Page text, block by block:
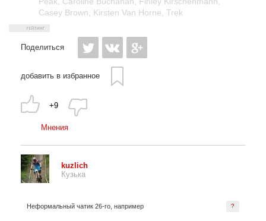
Casey Brown
Kirsten Van Horne Trek
Поделиться
добавить в избранное
+9
Мнения
kuzlich
Кузька
?
Неформальный чатик 26-го, например